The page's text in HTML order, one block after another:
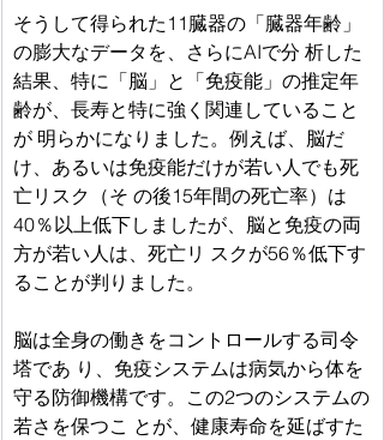
そうして得られた11臓器の「臓器年齢」
の膨大なデータを、さらにAIで分 析した
結果、特に「脳」と「免疫能」の推定年
齢が、長寿と特に強く関連していること
が 明らかになりました。例えば、脳だ
け、あるいは免疫能だけが若い人でも死
亡リスク（そ の後15年間の死亡率）は
40％以上低下しましたが、脳と免疫の両
方が若い人は、死亡リ スクが56％低下す
ることが判りました。
脳は全身の働きをコントロールする司令
塔であ り、免疫システムは病気から体を
守る防御機構です。この2つのシステムの
若さを保つこ とが、健康寿命を延ばすた